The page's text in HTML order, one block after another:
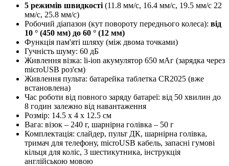
5 режимів швидкості (11.8 мм/с, 16.4 мм/с, 19.5 мм/с 22
мм/с, 25.8 мм/с)
Робочий діапазон (кут повороту переднього колеса): від
10 ° (450 мм) до 60 ° (12 мм)
Функція пам'яті шляху (між двома точками)
Гучність шуму: 60 дБ
Живлення візка: li-ion акумулятор 650 мАг (зарядка через
microUSB роз'єм)
Живлення пульта: батарейка таблетка CR2025 (вже
встановлена)
Час роботи від повного заряду батареї: від 50 хвилин до
8 годин залежно від навантаження
Розмір: 14.5 x 4 x 12.5 см
Вага: візок – 240 г, шарнірна голівка – 50 г
Комплектація: слайдер, пульт ДК, шарнірна голівка,
тримач для телефону, microUSB кабель, запасні гумові
кільця для коліс, 3 шестикутника, інструкція
англійською мовою